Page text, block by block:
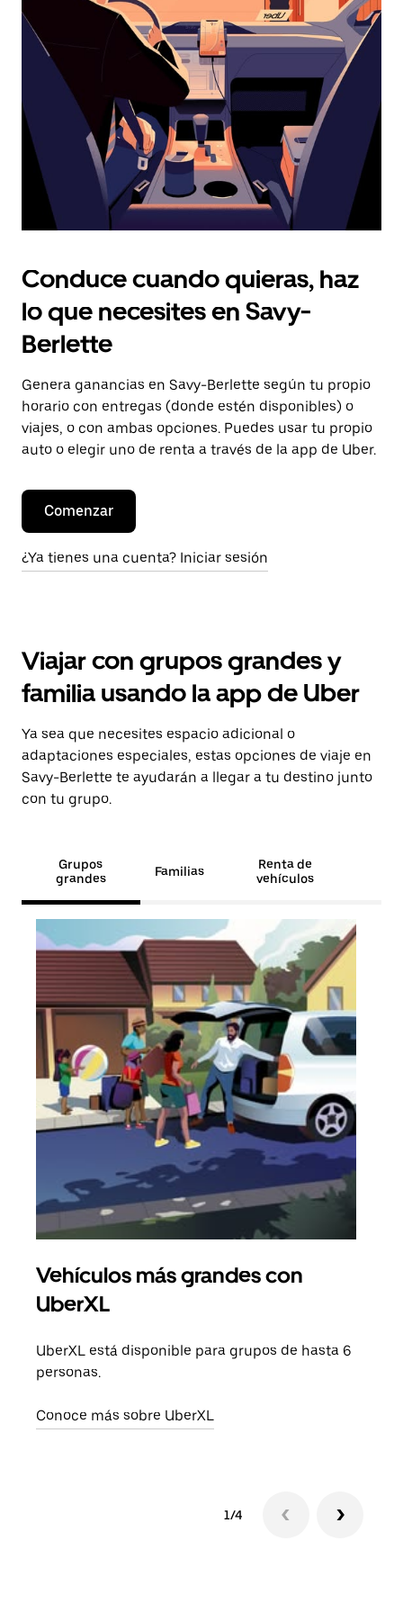
Presiona
la
tecla Esc
para
calendario.
Conduce cuando quieras, haz
lo que necesites en Savy-
Berlette
Genera ganancias en Savy-Berlette según tu propio
horario con entregas (donde estén disponibles) o
viajes, o con ambas opciones. Puedes usar tu propio
auto o elegir uno de renta a través de la app de Uber.
Comenzar
¿Ya tienes una cuenta? Iniciar sesión
Viajar con grupos grandes y
familia usando la app de Uber
Ya sea que necesites espacio adicional o
adaptaciones especiales, estas opciones de viaje en
Savy-Berlette te ayudarán a llegar a tu destino junto
con tu grupo.
Grupos
grandes
Familias
Renta de
vehículos
Vehículos más grandes con
UberXL
UberXL está disponible para grupos de hasta 6
personas.
Conoce más sobre UberXL
1/4